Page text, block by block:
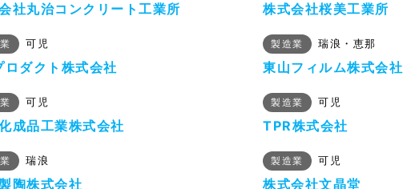
社丸治コンクリート工業所 株式会社桜美工業所
可児
ロダクト株式会社
製造業 瑞浪・恵那
東山フィルム株式会社
可児
成品工業株式会社
製造業 可児
TPR株式会社
瑞浪
陶株式会社
製造業 可児
株式会社文晶堂